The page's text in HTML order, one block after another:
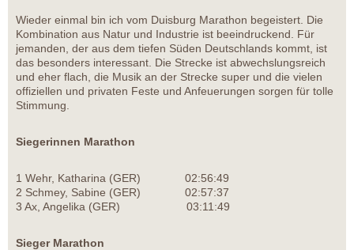
Wieder einmal bin ich vom Duisburg Marathon begeistert. Die
Kombination aus Natur und Industrie ist beeindruckend. Für
jemanden, der aus dem tiefen Süden Deutschlands kommt, ist
das besonders interessant. Die Strecke ist abwechslungsreich
und eher flach, die Musik an der Strecke super und die vielen
offiziellen und privaten Feste und Anfeuerungen sorgen für tolle
Stimmung.
Siegerinnen Marathon
1 Wehr, Katharina (GER) 02:56:49
2 Schmey, Sabine (GER) 02:57:37
3 Ax, Angelika (GER) 03:11:49
Sieger Marathon